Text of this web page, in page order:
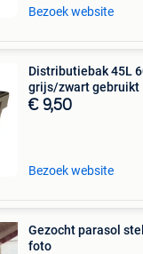
Bezoek website
Distributiebak 45L
grijs/zwart gebruikt
€ 9,50
Bezoek website
Gezocht parasol
foto